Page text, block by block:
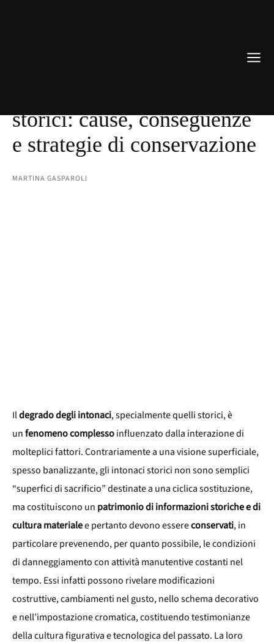
storici: cause, conseguenze
e strategie di conservazione
MARTINA GASPAROLI
Ildegrado degli intonaci, specialmente quelli storici, è
unfenomeno complessoinfluenzato dalla interazione di
molteplici fattori. Contrariamente a una visione superficiale,
spesso banalizzante, gli intonaci storici non sono semplici
“superfici di sacrificio” destinate a una ciclica sostituzione,
ma costituiscono un patrimonio di informazioni storiche e di
cultura materialee pertanto devono essereconservati, in
particolare prevenendo, per quanto possibile, le condizioni
di danneggiamento con attività manutentive costanti nel
tempo. Essi infatti possono rivelare modificazioni
costruttive, cambiamenti nel gusto, nello schema decorativo
e nell’impostazione cromatica, costituendo testimonianze
della cultura figurativa e tecnologica del passato. La loro